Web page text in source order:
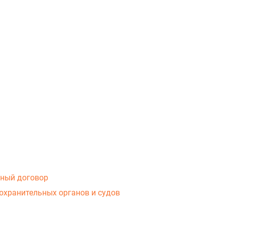
договор
органов и судов